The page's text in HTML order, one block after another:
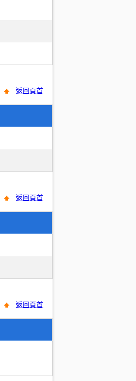
返回頁首
返回頁首
返回頁首